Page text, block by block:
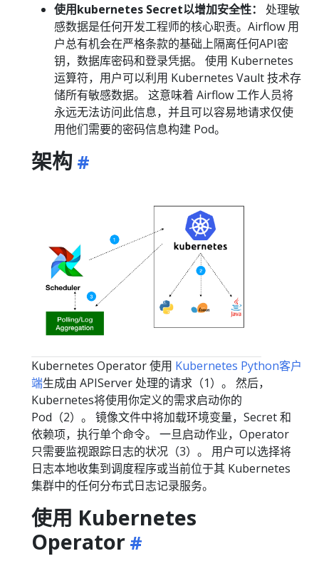
使用kubernetes Secret以增加安全性：
处理敏
感数据是任何开发工程师的核心职责。Airflow 用
户总有机会在严格条款的基础上隔离任何API密
钥，数据库密码和登录凭据。 使用 Kubernetes
运算符，用户可以利用 Kubernetes Vault 技术存
储所有敏感数据。 这意味着 Airflow 工作人员将
永远无法访问此信息，并且可以容易地请求仅使
用他们需要的密码信息构建 Pod。
架构
Kubernetes Operator 使用 Kubernetes Python客户
端生成由 APIServer 处理的请求（1）。 然后，
Kubernetes将使用你定义的需求启动你的
Pod（2）。 镜像文件中将加载环境变量，Secret 和
依赖项，执行单个命令。 一旦启动作业，Operator
只需要监视跟踪日志的状况（3）。 用户可以选择将
日志本地收集到调度程序或当前位于其 Kubernetes
集群中的任何分布式日志记录服务。
使用 Kubernetes
Operator